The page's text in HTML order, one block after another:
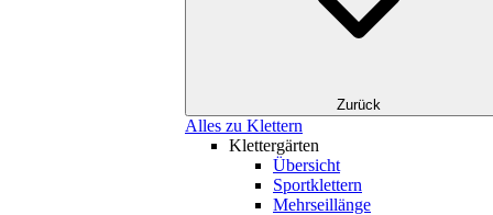
Zurück
Alles zu Klettern
Klettergärten
Übersicht
Sportklettern
Mehrseillänge